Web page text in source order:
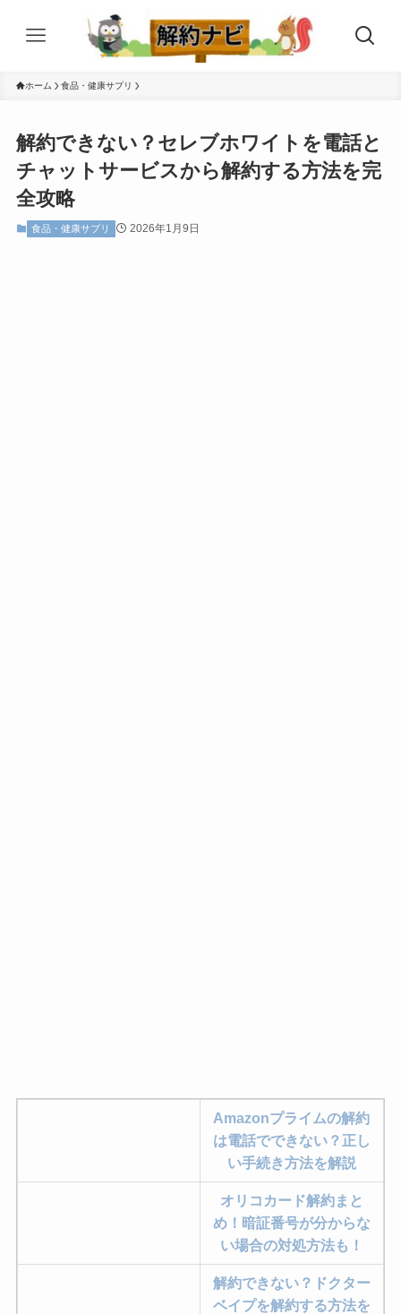
ホーム 食品・健康サプリ
解約できない？セレブホワイトを電話と
チャットサービスから解約する方法を完
全攻略
食品・健康サプリ 2026年1月9日
Amazonプライムの解約
は電話でできない？正し
い手続き方法を解説
オリコカード解約まと
め！暗証番号が分からな
い場合の対処方法も！
解約できない？ドクター
ベイプを解約する方法を